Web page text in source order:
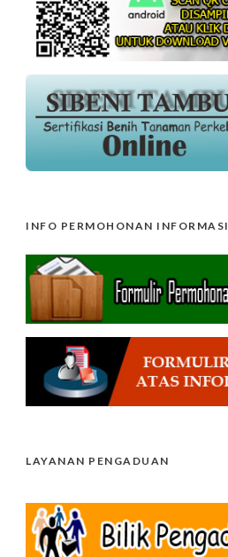
INFO PERMOHONAN INFORMASI
LAYANAN PENGADUAN